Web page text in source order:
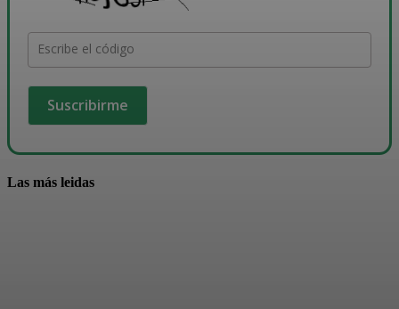
Escribe el código
Las más leidas